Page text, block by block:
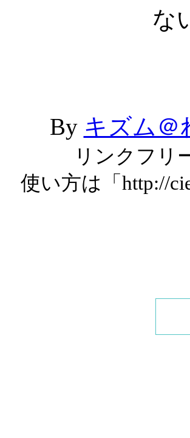
な
By キズム＠
リンクフリ
使い方は「http://